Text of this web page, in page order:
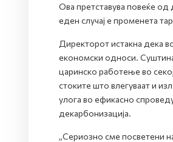
Ова претставува повеќе
еден случај е променета
Директорот истакна дека
економски односи.
царинско работење во
стоките што влегуваат и
улога во ефикасно
декарбонизација.
„Сериозно сме посветени